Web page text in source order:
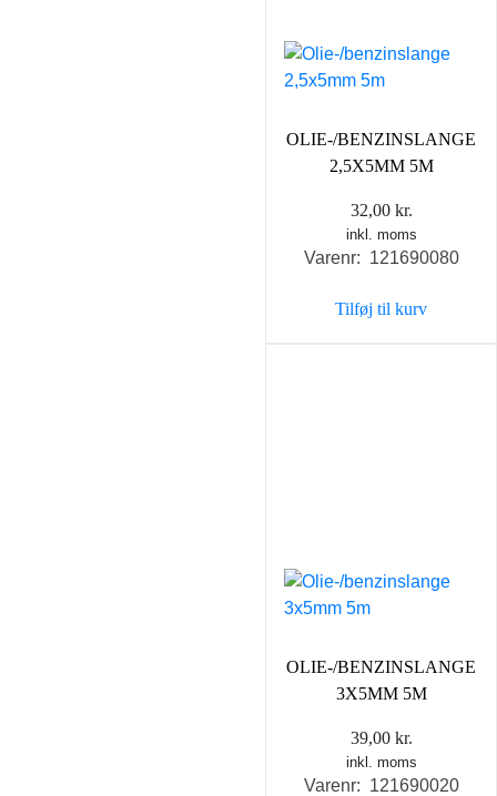
OLIE-/BENZINSLANGE
2,5X5MM 5M
32,00 kr.
inkl. moms
Varenr: 121690080
Tilføj til kurv
OLIE-/BENZINSLANGE
3X5MM 5M
39,00 kr.
inkl. moms
Varenr: 121690020